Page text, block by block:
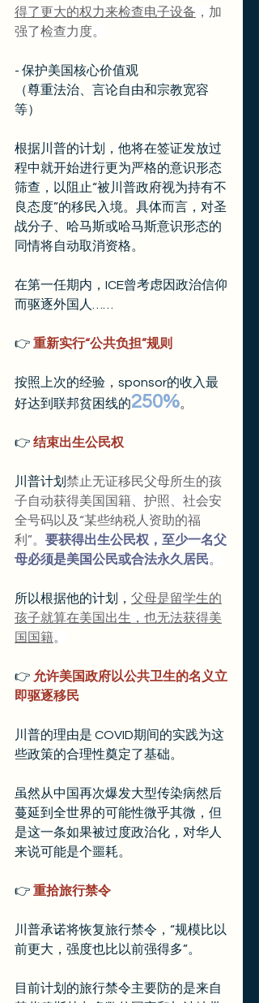
得了更大的权力来检查电子设备 ，加
强了检查力度。
- 保护美国核心价值观
（尊重法治、言论自由和宗教宽容
等）
根据川普的计划，他将在签证发放过
程中就开始进行更为严格的意识形态
筛查，以阻止“被川普政府视为持有不
良态度”的移民入境。具体而言，对圣
战分子、哈马斯或哈马斯意识形态的
同情将自动取消资格。
在第一任期内，ICE曾考虑因政治信仰
而驱逐外国人……
👉 重新实行“公共负担”规则
按照上次的经验，sponsor的收入最
好达到联邦贫困线的250%。
👉 结束出生公民权
川普计划 禁止无证移民父母所生的孩
子自动获得美国国籍、护照、社会安
全号码以及“某些纳税人资助的福
利”。 要获得出生公民权，至少一名父
母必须是美国公民或合法永久居民。
所以根据他的计划， 父母是留学生的
孩子就算在美国出生，也无法获得美
国国籍。
👉 允许美国政府以公共卫生的名义立
即驱逐移民
川普的理由是 COVID期间的实践为这
些政策的合理性奠定了基础。
虽然从中国再次爆发大型传染病然后
蔓延到全世界的可能性微乎其微，但
是这一条如果被过度政治化，对华人
来说可能是个噩耗。
👉 重拾旅行禁令
川普承诺将恢复旅行禁令，“规模比以
前更大，强度也比以前强得多”。
目前计划的旅行禁令主要防的是来自